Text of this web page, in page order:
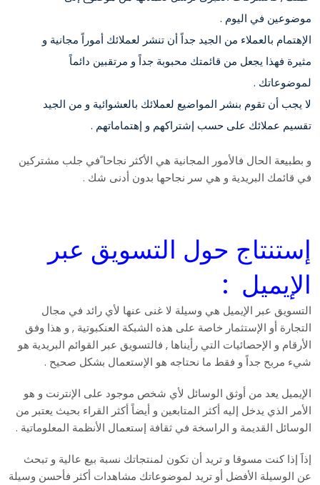
موضوعين في اليوم .
الإهتمام بالعملاء من الجيد جداً أن تنشر لعملائك أموراً مجانية و
مثيرة فهذا يجعل من قائمتك محبوبة جداً و مرتقبين دائماً
لموضوعاتك .
لا يجب أن تقوم بنشر المواضيع لعملائك بالعشوائية و من الجيد
تقسيم عملائك على حسب إشتراكهم و إهتماماتهم .
و بطبيعة الحال فالأمور المجانية هي الأكثر نجاحا ًفي جلب مشتركين
في قائمك البريدية و هي سر نجاحها بدون أدنى شك .
إستنتاج حول التسويق عبر
الإيميل :
التسويق عبر الإيميل هي وسيلة لا غنى عنها لأي رائد في مجال
التجارة أو الإستثمار خاصة على هذه الشبكة العنكبوتية , و هذا وفق
الأرقام و الإحصائيات التي رأيناها , فالتسويق عبر القوائم البريدية هو
شيء مربح جداً و فقط ما نحتاجه هو الإستعمال بشكل صحيح .
الإيميل يعد من أوثق الوسائل لأي شخص موجود على الإنترنت و هو
الأمر الذي يدخل إليه أكثر المتابعين و أيضاً أكثر القراء بحيث يعتبر من
الوسائل القديمة و الراسخة في ثقافة إستعمال الأنظمة المعلوماتية .
إذاََ إذا كنت مسوقا و تريد أن تكون لمنتجاتك نسبة بيع عالية و تبحث
عن الوسيلة الأفضل أو تريد لموضوعاتك مشاهدات أكثر فأحسن وسيلة